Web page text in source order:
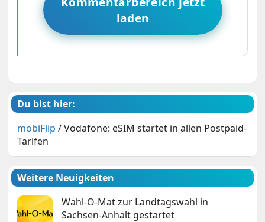
laden
Du bist hier:
mobiFlip /Vodafone: eSIM startet in allen Postpaid-
Tarifen
Weitere Neuigkeiten
Wahl-O-Mat zur Landtagswahl in
Sachsen-Anhalt gestartet